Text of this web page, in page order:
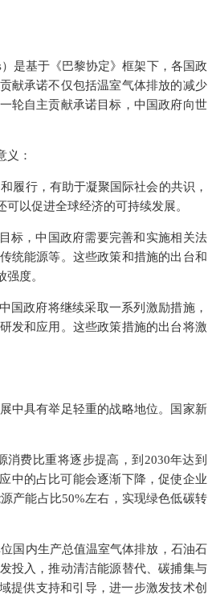
是基于《巴黎协定》框架下，各国政
献承诺不仅包括温室气体排放的减少
轮自主贡献承诺目标，中国政府向世
义：
履行，有助于凝聚国际社会的共识，
以促进全球经济的可持续发展。
标，中国政府需要完善和实施相关法
统能源等。这些政策和措施的出台和
度。
国政府将继续采取一系列激励措施，
发和应用。这些政策措施的出台将激
中具有举足轻重的战略地位。国家新
费比重将逐步提高，到2030年达到
中的占比可能会逐渐下降，促使企业
产能占比50%左右，实现绿色低碳转
国内生产总值温室气体排放，石油石
投入，推动清洁能源替代、碳捕集与
提供支持和引导，进一步激发技术创